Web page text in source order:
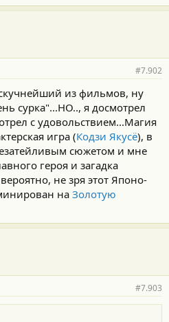
#7.902
из фильмов, ну
сурка"...НО.., я досмотрел
с удовольствием...Магия
игра (Кодзи Якусё), в
сюжетом и мне
героя и загадка
не зря этот Японо-
на Золотую
#7.903